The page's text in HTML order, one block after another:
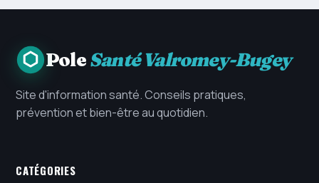
PoleSanté Valromey-Bugey
Site d'information santé. Conseils pratiques,
prévention et bien-être au quotidien.
CATÉGORIES